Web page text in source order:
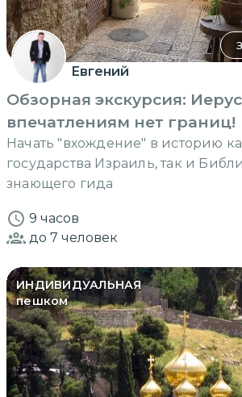
Евгений
Обзорная экскурсия:
впечатлениям нет границ!
Начать "вхождение" в историю
государства Израиль, так и
знающего гида
9 часов
до 7 человек
ИНДИВИДУАЛЬНАЯ
пешком